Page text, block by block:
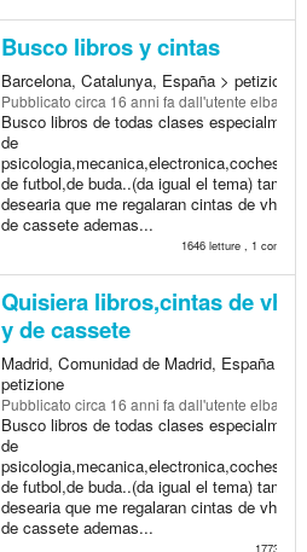
Busco libros y cintas
Barcelona, Catalunya, España > petizione
Pubblicato circa 16 anni fa dall'utente
Busco libros de todas clases
de
de futbol,de buda..(da igual el tema)
desearia que me regalaran cintas de vhs y
de cassete ademas...
1646 letture , 1
Quisiera libros,cintas de vhs
y de cassete
Madrid, Comunidad de Madrid, España >
petizione
Pubblicato circa 16 anni fa dall'utente
Busco libros de todas clases
de
de futbol,de buda..(da igual el tema)
desearia que me regalaran cintas de vhs y
de cassete ademas...
1773